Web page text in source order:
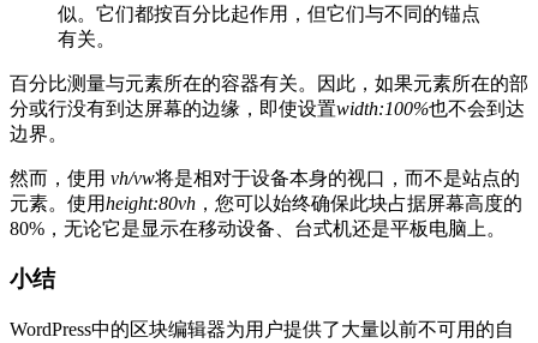
似。它们都按百分比起作用，但它们与不同的锚点
有关。
百分比测量与元素所在的容器有关。因此，如果元素所在的部
分或行没有到达屏幕的边缘，即使设置width:100%也不会到达
边界。
然而，使用 vh/vw将是相对于设备本身的视口，而不是站点的
元素。使用height:80vh ，您可以始终确保此块占据屏幕高度的
80%，无论它是显示在移动设备、台式机还是平板电脑上。
小结
WordPress中的区块编辑器为用户提供了大量以前不可用的自